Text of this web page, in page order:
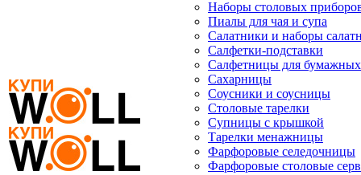
Наборы столовых
Пиалы для чая и супа
Салатники и наборы
Салфетки-подставки
Салфетницы для бумажных
Сахарницы
Соусники и соусницы
Столовые тарелки
Супницы с крышкой
Тарелки менажницы
Фарфоровые селедочницы
Фарфоровые столовые